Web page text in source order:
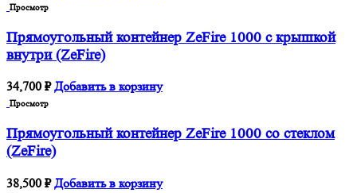
Просмотр
Прямоугольный контейнер ZeFire 1000 с крышкой
внутри (ZeFire)
34,700 ₽ Добавить в корзину
Просмотр
Прямоугольный контейнер ZeFire 1000 со стеклом
(ZeFire)
38,500 ₽ Добавить в корзину